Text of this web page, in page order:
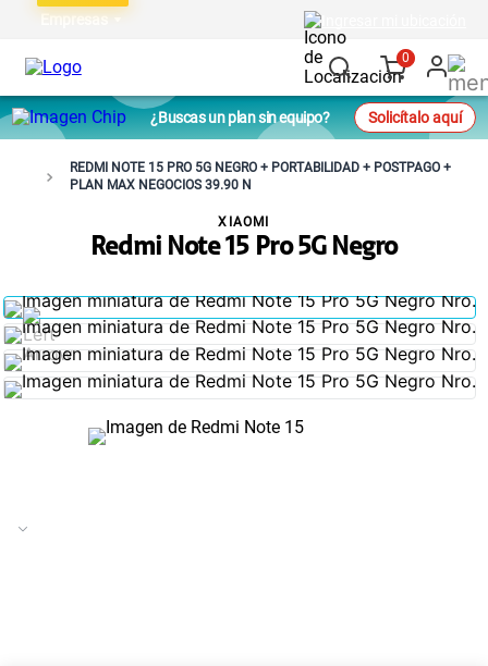
Empresas
0
¿Buscas un plan sin equipo? Solicítalo aquí
REDMI NOTE 15 PRO 5G NEGRO + PORTABILIDAD + POSTPAGO +
PLAN MAX NEGOCIOS 39.90 N
Redmi Note 15 Pro 5G Negro
XIAOMI